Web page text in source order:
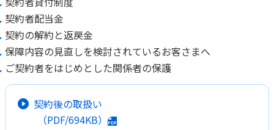
契約者配当金
契約の解約と返戻金
保障内容の見直しを検討されているお客さまへ
ご契約者をはじめとした関係者の保護
契約後の取扱い
（PDF/694KB）